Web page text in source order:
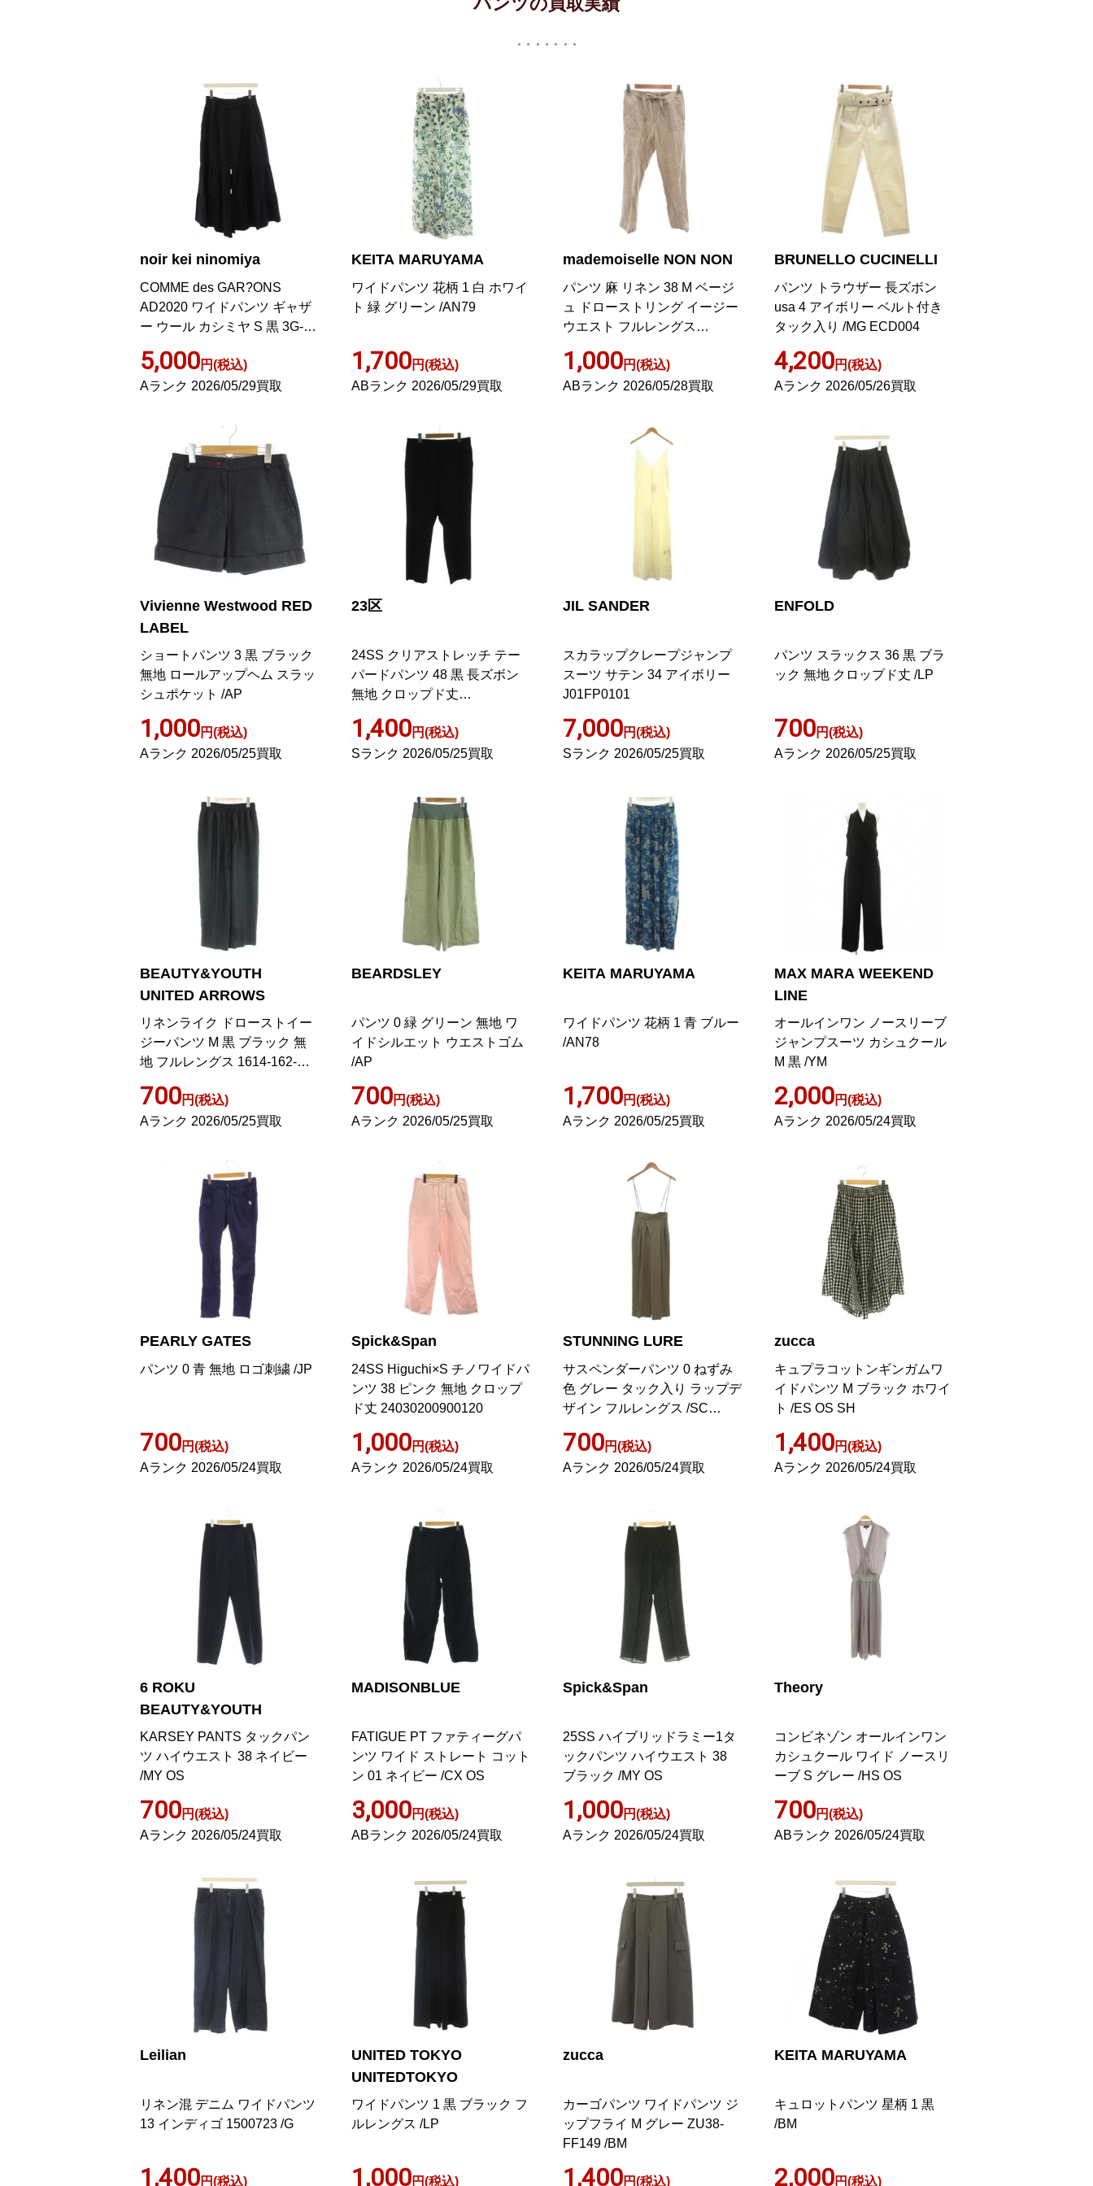
noir kei ninomiya
COMME des GAR?ONS
AD2020 ワイドパンツ ギャザ
ー ウール カシミヤ S 黒 3G-
5,000円(税込)
Aランク 2026/05/29買取
KEITA MARUYAMA
ワイドパンツ 花柄 1 白 ホワイ
ト 緑 グリーン /AN79
1,700円(税込)
ABランク 2026/05/29買取
mademoiselle NON NON
パンツ 麻 リネン 38 M ベージ
ュ ドローストリング イージー
ウエスト フルレングス
1,000円(税込)
ABランク 2026/05/28買取
BRUNELLO CUCINELLI
パンツ トラウザー 長ズボン
usa 4 アイボリー ベルト付き
タック入り /MG ECD004
4,200円(税込)
Aランク 2026/05/26買取
Vivienne Westwood RED
LABEL
ショートパンツ 3 黒 ブラック
無地 ロールアップヘム スラッ
シュポケット /AP
1,000円(税込)
Aランク 2026/05/25買取
23区
24SS クリアストレッチ テー
パードパンツ 48 黒 長ズボン
無地 クロップド丈
1,400円(税込)
Sランク 2026/05/25買取
JIL SANDER
スカラップクレープジャンプ
スーツ サテン 34 アイボリー
J01FP0101
7,000円(税込)
Sランク 2026/05/25買取
ENFOLD
パンツ スラックス 36 黒 ブラ
ック 無地 クロップド丈 /LP
700円(税込)
Aランク 2026/05/25買取
BEAUTY&YOUTH
UNITED ARROWS
リネンライク ドローストイー
ジーパンツ M 黒 ブラック 無
地 フルレングス 1614-162-
700円(税込)
Aランク 2026/05/25買取
BEARDSLEY
パンツ 0 緑 グリーン 無地 ワ
イドシルエット ウエストゴム
/AP
700円(税込)
Aランク 2026/05/25買取
KEITA MARUYAMA
ワイドパンツ 花柄 1 青 ブルー
/AN78
1,700円(税込)
Aランク 2026/05/25買取
MAX MARA WEEKEND
LINE
オールインワン ノースリーブ
ジャンプスーツ カシュクール
M 黒 /YM
2,000円(税込)
Aランク 2026/05/24買取
PEARLY GATES
パンツ 0 青 無地 ロゴ刺繍 /JP
700円(税込)
Aランク 2026/05/24買取
Spick&Span
24SS Higuchi×S チノワイドパ
ンツ 38 ピンク 無地 クロップ
ド丈 24030200900120
1,000円(税込)
Aランク 2026/05/24買取
STUNNING LURE
サスペンダーパンツ 0 ねずみ
色 グレー タック入り ラップデ
ザイン フルレングス /SC
700円(税込)
Aランク 2026/05/24買取
zucca
キュプラコットンギンガムワ
イドパンツ M ブラック ホワイ
ト /ES OS SH
1,400円(税込)
Aランク 2026/05/24買取
6 ROKU
BEAUTY&YOUTH
KARSEY PANTS タックパン
ツ ハイウエスト 38 ネイビー
/MY OS
700円(税込)
Aランク 2026/05/24買取
MADISONBLUE
FATIGUE PT ファティーグパ
ンツ ワイド ストレート コット
ン 01 ネイビー /CX OS
3,000円(税込)
ABランク 2026/05/24買取
Spick&Span
25SS ハイブリッドラミー1タ
ックパンツ ハイウエスト 38
ブラック /MY OS
1,000円(税込)
Aランク 2026/05/24買取
Theory
コンビネゾン オールインワン
カシュクール ワイド ノースリ
ーブ S グレー /HS OS
700円(税込)
ABランク 2026/05/24買取
Leilian
リネン混 デニム ワイドパンツ
13 インディゴ 1500723 /G
1,400円(税込)
UNITED TOKYO
UNITEDTOKYO
ワイドパンツ 1 黒 ブラック フ
ルレングス /LP
1,000円(税込)
zucca
カーゴパンツ ワイドパンツ ジ
ップフライ M グレー ZU38-
FF149 /BM
1,400円(税込)
KEITA MARUYAMA
キュロットパンツ 星柄 1 黒
/BM
2,000円(税込)